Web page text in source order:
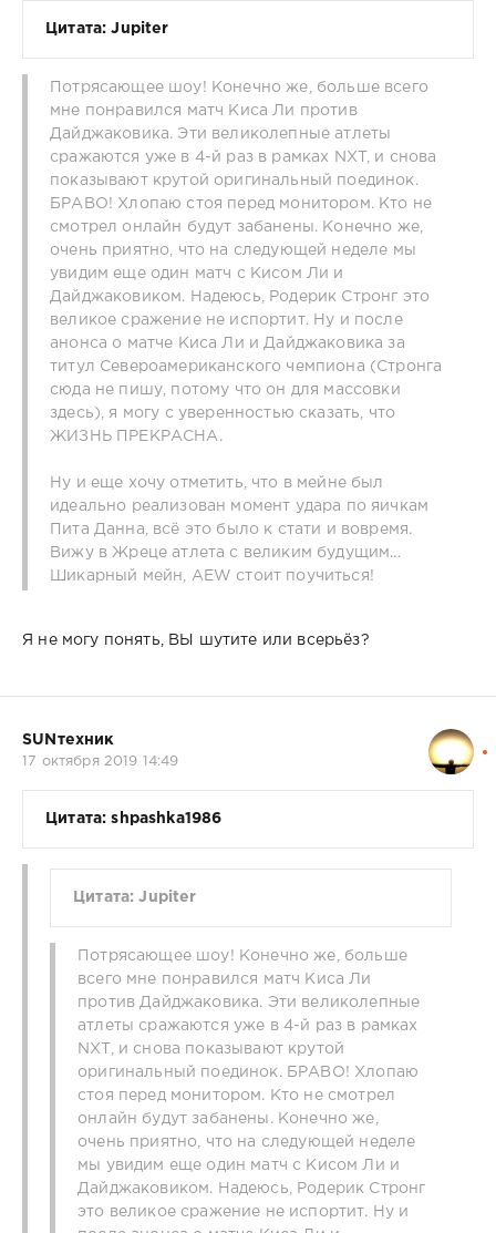
Цитата: Jupiter
Потрясающее шоу! Конечно же, больше всего
мне понравился матч Киса Ли против
Дайджаковика. Эти великолепные атлеты
сражаются уже в 4-й раз в рамках NXT, и снова
показывают крутой оригинальный поединок.
БРАВО! Хлопаю стоя перед монитором. Кто не
смотрел онлайн будут забанены. Конечно же,
очень приятно, что на следующей неделе мы
увидим еще один матч с Кисом Ли и
Дайджаковиком. Надеюсь, Родерик Стронг это
великое сражение не испортит. Ну и после
анонса о матче Киса Ли и Дайджаковика за
титул Североамериканского чемпиона (Стронга
сюда не пишу, потому что он для массовки
здесь), я могу с уверенностью сказать, что
ЖИЗНЬ ПРЕКРАСНА.
Ну и еще хочу отметить, что в мейне был
идеально реализован момент удара по яичкам
Пита Данна, всё это было к стати и вовремя.
Вижу в Жреце атлета с великим будущим...
Шикарный мейн, AEW стоит поучиться!
Я не могу понять, ВЫ шутите или всерьёз?
SUNтехник
17 октября 2019 14:49
Цитата: shpashka1986
Цитата: Jupiter
Потрясающее шоу! Конечно же, больше
всего мне понравился матч Киса Ли
против Дайджаковика. Эти великолепные
атлеты сражаются уже в 4-й раз в рамках
NXT, и снова показывают крутой
оригинальный поединок. БРАВО! Хлопаю
стоя перед монитором. Кто не смотрел
онлайн будут забанены. Конечно же,
очень приятно, что на следующей неделе
мы увидим еще один матч с Кисом Ли и
Дайджаковиком. Надеюсь, Родерик Стронг
это великое сражение не испортит. Ну и